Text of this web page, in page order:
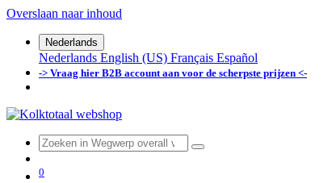
Overslaan naar inhoud
Nederlands
Nederlands English (US) Français Español
-> Vraag hier B2B account aan voor de scherpste prijzen <-
0